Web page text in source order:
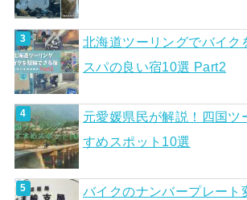
北海道ツーリングでバイク
スパの良い宿10選 Part2
元愛媛県民が解説！四国ツ
すめスポット10選
バイクのナンバープレート